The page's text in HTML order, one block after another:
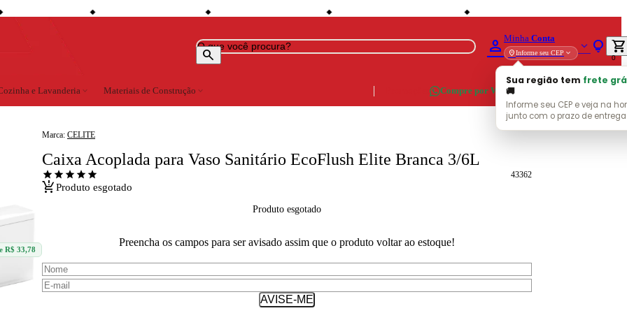
shopping_bag credit_card local_shipping storefront
search person Minha Conta
location_onInforme seu CEP expand_more expand_more lightbulb shopping_cart
0
e Lavanderia expand_more Materiais de Construção expand_more Compre por WhatsApp
Sua região tem frete
🚚
Informe seu CEP e veja na
junto com o prazo de entrega.
R$ 33,78
Marca: CELITE
Caixa Acoplada para Vaso Sanitário EcoFlush Elite Branca 3/6L
star star star star star 43362
production_quantity_limitsProduto esgotado
Produto esgotado
Preencha os campos para ser avisado assim que o produto voltar ao estoque!
AVISE-ME